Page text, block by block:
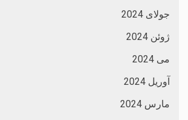
جولای 2024
ژوئن 2024
می 2024
آوریل 2024
مارس 2024